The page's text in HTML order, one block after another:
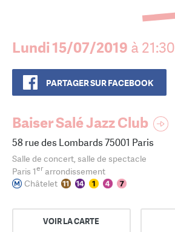
Lundi 15/07/2019 à 21:30
PARTAGER SUR FACEBOOK
Baiser Salé Jazz Club
58 rue des Lombards 75001 Paris
Salle de concert, salle de spectacle
Paris 1erarrondissement
Châtelet
VOIR LA CARTE